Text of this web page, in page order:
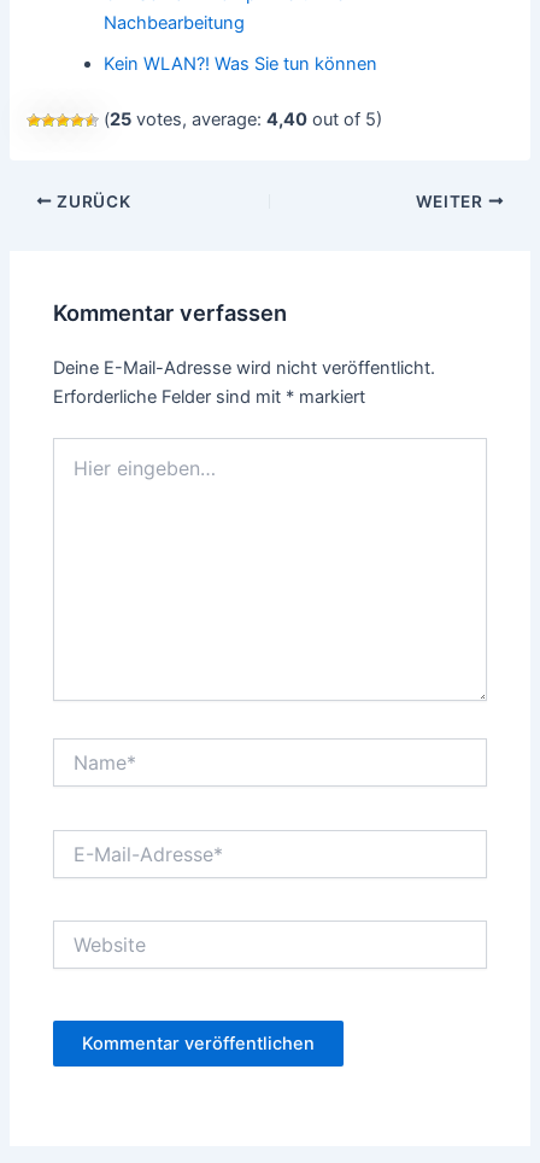
Nachbearbeitung
Kein WLAN?! Was Sie tun können
(25 votes, average:4,40 out of 5)
Beitragsnavigation
ZURÜCK WEITER
Kommentar verfassen
Deine E-Mail-Adresse wird nicht veröffentlicht.
Erforderliche Felder sind mit * markiert
eingeben…
Mail-